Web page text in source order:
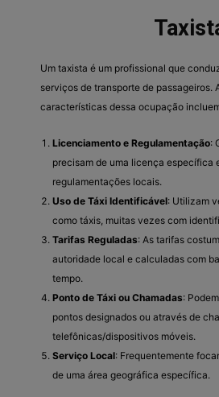
Um taxista é um profissional que
serviços de transporte de passageiros.
características dessa ocupação
Licenciamento e Regulamentação:
precisam de uma licença específica
regulamentações locais.
Uso de Táxi Identificável: Utilizam
como táxis, muitas vezes com
Tarifas Reguladas: As tarifas
autoridade local e calculadas com
tempo.
Ponto de Táxi ou Chamadas:
pontos designados ou através de
telefônicas/dispositivos móveis.
Serviço Local: Frequentemente
de uma área geográfica específica.